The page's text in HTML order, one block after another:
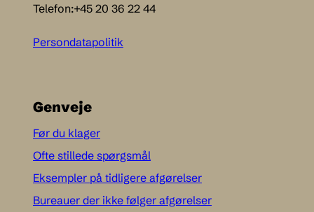
Telefon:+45 20 36 22 44
Persondatapolitik
Genveje
Før du klager
Ofte stillede spørgsmål
Eksempler på tidligere afgørelser
Bureauer der ikke følger afgørelser